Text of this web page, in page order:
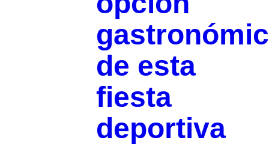
de esta
fiesta
deportiva